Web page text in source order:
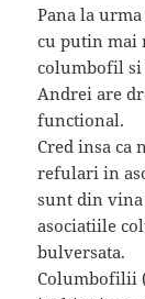
Pana la
cu putin mai
columbofil si
Andrei are
functional.
Cred insa ca
refulari in
sunt din
asociatiile
bulversata.
Columbofilii